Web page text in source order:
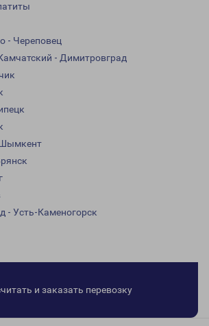
- Череповец
- Димитровград
- Усть-Каменогорск
и заказать перевозку